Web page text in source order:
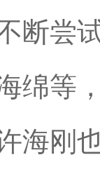
断尝
绵等
海刚